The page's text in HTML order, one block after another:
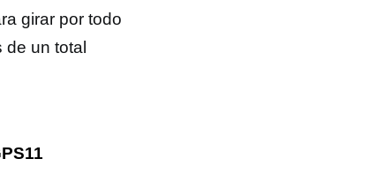
girar por todo
de un total